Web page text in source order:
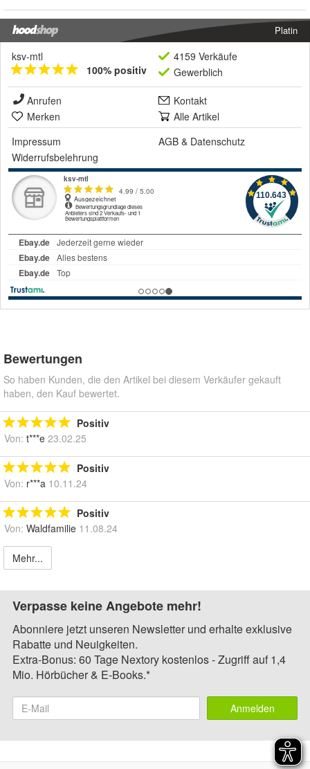
Platin
ksv-mtl
100% positiv
4159 Verkäufe
Gewerblich
Anrufen
Kontakt
Merken
Alle Artikel
Impressum
AGB & Datenschutz
Widerrufsbelehrung
Bewertungen
So haben Kunden, die den Artikel bei diesem Verkäufer gekauft
haben, den Kauf bewertet.
Positiv
Von: t***e 23.02.25
Positiv
Von: r***a 10.11.24
Positiv
Von: Waldfamilie 11.08.24
Mehr...
Verpasse keine Angebote mehr!
Abonniere jetzt unseren Newsletter und erhalte exklusive
Rabatte und Neuigkeiten.
Extra-Bonus: 60 Tage Nextory kostenlos - Zugriff auf 1,4
Mio. Hörbücher & E-Books.*
Anmelden